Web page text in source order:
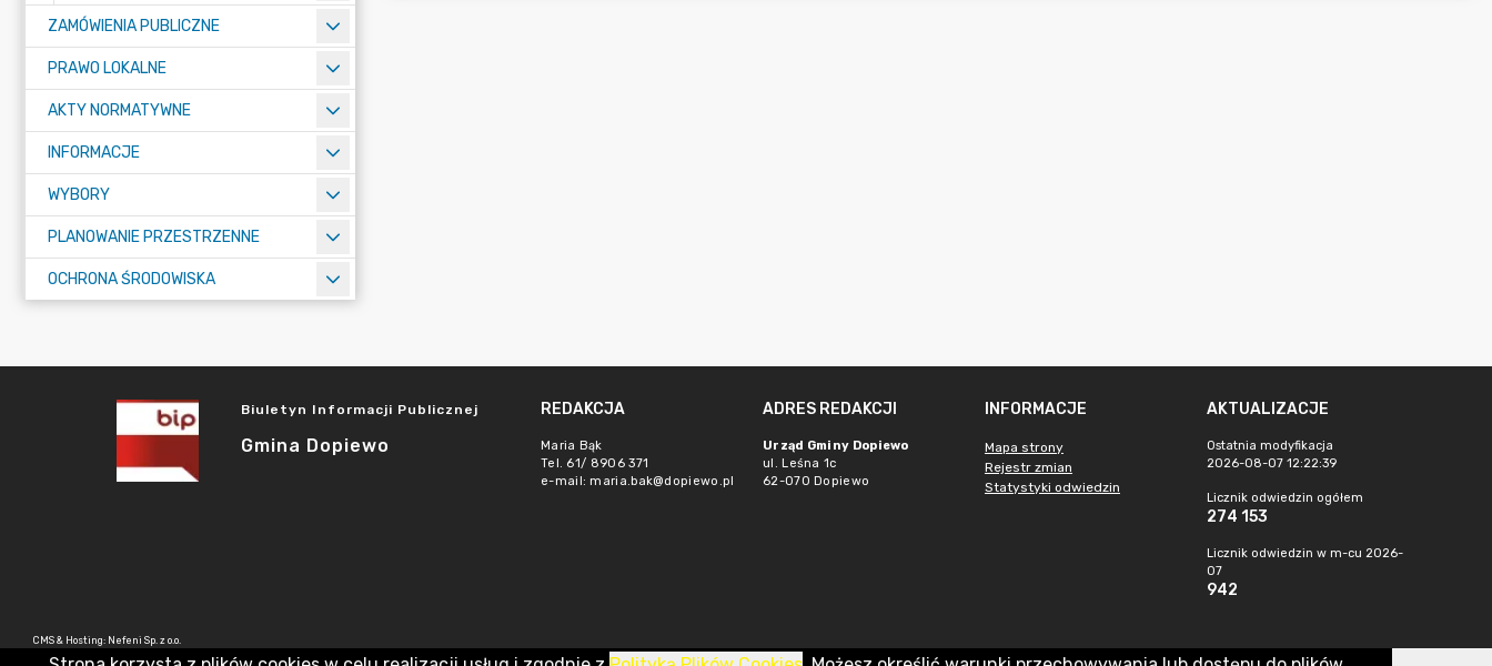
ZAMÓWIENIA PUBLICZNE
PRAWO LOKALNE
AKTY NORMATYWNE
INFORMACJE
WYBORY
PLANOWANIE PRZESTRZENNE
OCHRONA ŚRODOWISKA
Biuletyn Informacji Publicznej
Gmina Dopiewo
REDAKCJA
Maria Bąk
Tel. 61/ 8906 371
e-mail: maria.bak@dopiewo.pl
ADRES REDAKCJI
Urząd Gminy Dopiewo
ul. Leśna 1c
62-070 Dopiewo
INFORMACJE
Mapa strony
Rejestr zmian
Statystyki odwiedzin
AKTUALIZACJE
Ostatnia modyfikacja
2026-08-07 12:22:39
Licznik odwiedzin ogółem
274 153
Licznik odwiedzin w m-cu 2026-
07
942
CMS & Hosting: Nefeni Sp. z o.o.